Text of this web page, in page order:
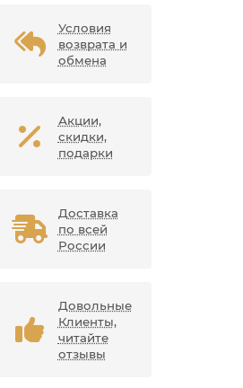
Условия
возврата и
обмена
Акции,
скидки,
подарки
Доставка
по всей
России
Довольные
Клиенты,
читайте
отзывы